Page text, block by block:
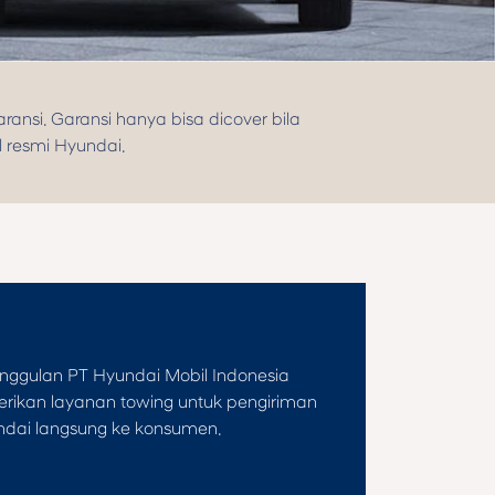
Garansi hanya bisa dicover bila
resmi Hyundai.
PT Hyundai Mobil Indonesia
layanan towing untuk pengiriman
langsung ke konsumen.